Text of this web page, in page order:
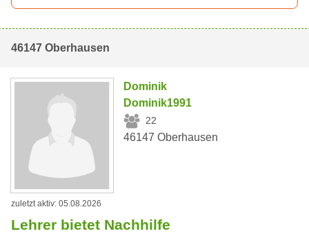
46147 Oberhausen
Dominik
Dominik1991
22
46147 Oberhausen
zuletzt aktiv: 05.08.2026
Lehrer bietet Nachhilfe